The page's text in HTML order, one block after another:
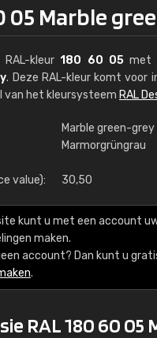
05 Marble
RAL-kleur180 60 05met
. Deze RAL-kleur komt voor
van het kleursysteem RAL
Marble green-grey
Marmorgrüngrau
value): 30,50
kunt u met een account
maken.
account? Dan kunt u
.
RAL 180 60 05